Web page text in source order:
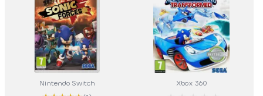
Nintendo Switch Xbox 360